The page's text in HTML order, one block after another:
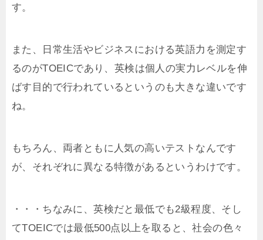
す。
また、日常生活やビジネスにおける英語力を測定す
るのがTOEICであり、英検は個人の実力レベルを伸
ばす目的で行われているというのも大きな違いです
ね。
もちろん、両者ともに人気の高いテストなんです
が、それぞれに異なる特徴があるというわけです。
・・・ちなみに、英検だと最低でも2級程度、そし
てTOEICでは最低500点以上を取ると、社会の色々